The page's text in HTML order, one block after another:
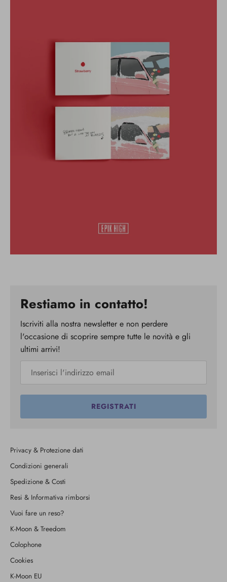
Restiamo in contatto!
Iscriviti alla nostra newsletter e non perdere
l'occasione di scoprire sempre tutte le novità e gli
ultimi arrivi!
REGISTRATI
Privacy & Protezione dati
Condizioni generali
Spedizione & Costi
Resi & Informativa rimborsi
Vuoi fare un reso?
K-Moon & Treedom
Colophone
Cookies
K-Moon EU